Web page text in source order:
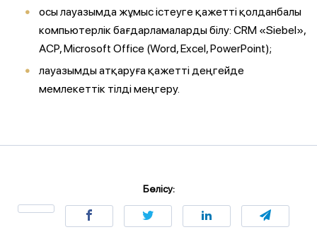
осы лауазымда жұмыс істеуге қажетті қолданбалы
компьютерлік бағдарламаларды білу: CRM «Siebel»,
АСР, Microsoft Office (Word, Excel, PowerPoint);
лауазымды атқаруға қажетті деңгейде
мемлекеттік тілді меңгеру.
Бөлісу: